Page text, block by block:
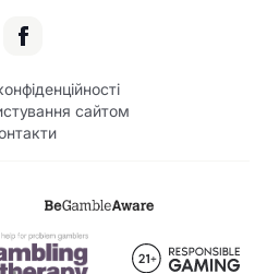
сайтом